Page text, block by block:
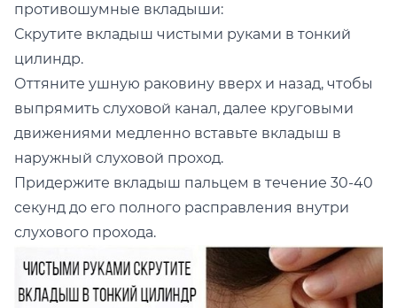
противошумные вкладыши:
Скрутите вкладыш чистыми руками в тонкий
цилиндр.
Оттяните ушную раковину вверх и назад, чтобы
выпрямить слуховой канал, далее круговыми
движениями медленно вставьте вкладыш в
наружный слуховой проход.
Придержите вкладыш пальцем в течение 30-40
секунд до его полного расправления внутри
слухового прохода.